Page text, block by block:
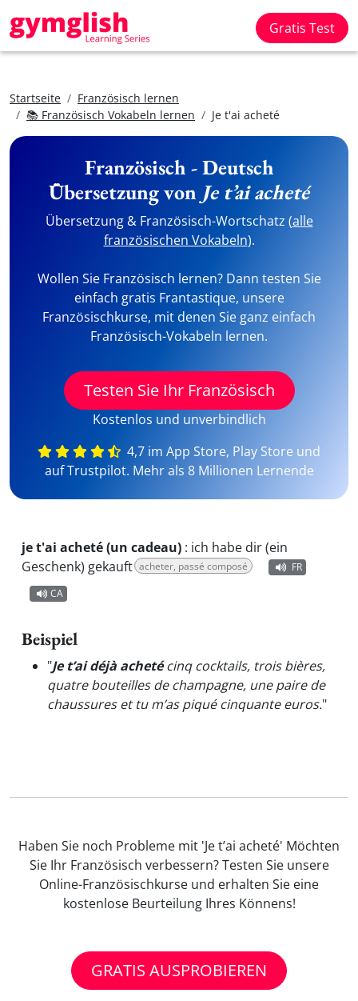
Gratis Test
Startseite
Französisch lernen
📚 Französisch Vokabeln lernen
Je t'ai acheté
Französisch - Deutsch
Übersetzung von Je t’ai acheté
Übersetzung & Französisch-Wortschatz (alle
französischen Vokabeln).
Wollen Sie Französisch lernen? Dann testen Sie
einfach gratis Frantastique, unsere
Französischkurse, mit denen Sie ganz einfach
Französisch-Vokabeln lernen.
Testen Sie Ihr Französisch
Kostenlos und unverbindlich
4,7 im App Store, Play Store und
auf Trustpilot. Mehr als 8 Millionen Lernende
je t'ai acheté (un cadeau) : ich habe dir (ein
Geschenk) gekauft acheter, passé composé
FR
CA
Beispiel
"Je t’ai déjà achetécinq cocktails, trois bières,
quatre bouteilles de champagne, une paire de
chaussures et tu m’as piqué cinquante euros."
Haben Sie noch Probleme mit 'Je t’ai acheté' Möchten
Sie Ihr Französisch verbessern? Testen Sie unsere
Online-Französischkurse und erhalten Sie eine
kostenlose Beurteilung Ihres Könnens!
GRATIS AUSPROBIEREN